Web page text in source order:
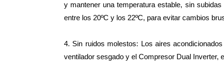
y mantener una temperatura estable, sin
entre los 20ºC y los 22ºC, para evitar cambios
4. Sin ruidos molestos: Los aires
ventilador sesgado y el Compresor Dual Inverter,